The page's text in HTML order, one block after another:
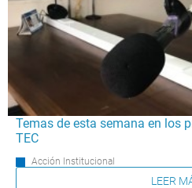
Temas de esta semana en los
TEC
Acción Institucional
LEER